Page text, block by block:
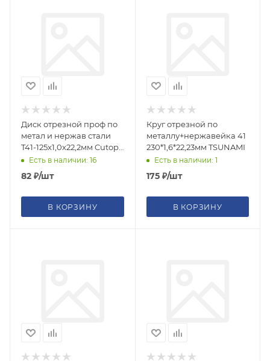
Диск отрезной проф по
метал и нержав стали
T41-125х1,0х22,2мм Cutop
ProfiЕсть в наличии: 16
82 ₽/шт
В КОРЗИНУ
Круг отрезной по
металлу+нержавейка 41
230*1,6*22,23мм TSUNAMI
Есть в наличии: 1
175₽/шт
В КОРЗИНУ